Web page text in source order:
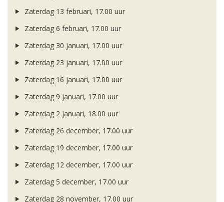
Zaterdag 13 februari, 17.00 uur
Zaterdag 6 februari, 17.00 uur
Zaterdag 30 januari, 17.00 uur
Zaterdag 23 januari, 17.00 uur
Zaterdag 16 januari, 17.00 uur
Zaterdag 9 januari, 17.00 uur
Zaterdag 2 januari, 18.00 uur
Zaterdag 26 december, 17.00 uur
Zaterdag 19 december, 17.00 uur
Zaterdag 12 december, 17.00 uur
Zaterdag 5 december, 17.00 uur
Zaterdag 28 november, 17.00 uur